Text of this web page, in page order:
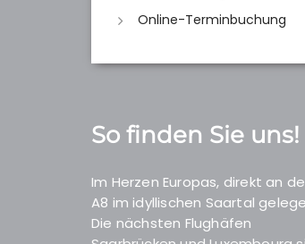
Online-Terminbuchung
So finden Sie uns!
Im Herzen Europas, direkt an
A8 im idyllischen Saartal
Die nächsten Flughäfen